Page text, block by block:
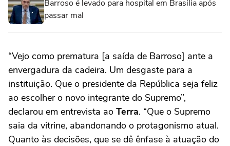
Barroso é levado para hospital em Brasília após
passar mal
“Vejo como prematura [a saída de Barroso] ante a
envergadura da cadeira. Um desgaste para a
instituição. Que o presidente da República seja feliz
ao escolher o novo integrante do Supremo”,
declarou em entrevista ao Terra. “Que o Supremo
saia da vitrine, abandonando o protagonismo atual.
Quanto às decisões, que se dê ênfase à atuação do